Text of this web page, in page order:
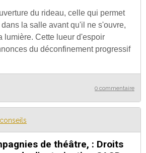
du rideau, celle qui permet
la salle avant qu'il ne s'ouvre,
lumière. Cette lueur d'espoir
du déconfinement progressif
0 commentaire
de théâtre, : Droits